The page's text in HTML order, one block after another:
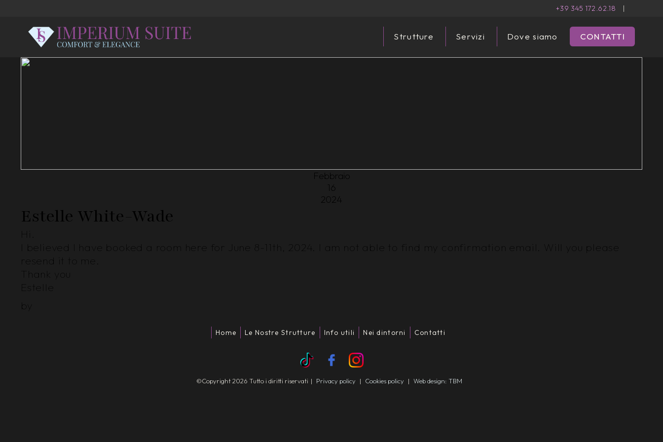
+39 345 172.62.18 |
Strutture Servizi Dove siamo CONTATTI
Febbraio
16
2024
Estelle White-Wade
Hi.
I believed I have booked a room here for June 8-11th, 2024. I am not able to find my confirmation email. Will you please
resend it to me.
Thank you
Estelle
by
Home Le Nostre Strutture Info utili Nei dintorni Contatti
©Copyright 2026 Tutto i diritti riservati | Privacy policy | Cookies policy | Web design: TBM